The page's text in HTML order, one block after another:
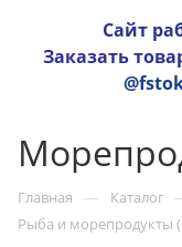
Сайт
Заказать
Главная — Каталог
Рыба и морепродукты